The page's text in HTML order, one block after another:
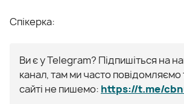
Спікерка:
Ви є у Telegram? Підпишіться на
канал, там ми часто
сайті не пишемо: https://t.me/